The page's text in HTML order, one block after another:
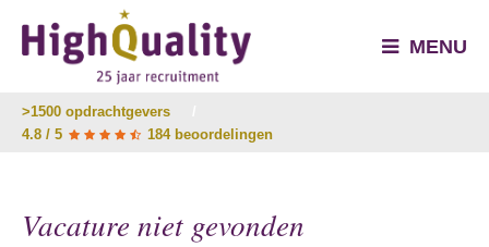
MENU
>1500 opdrachtgevers
4.8 / 5
184 beoordelingen
Vacature niet gevonden